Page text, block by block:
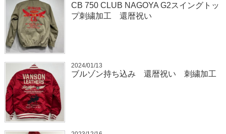
CB 750 CLUB NAGOYA G2スイングトッ
プ刺繍加工 還暦祝い
2024/01/13
ブルゾン持ち込み 還暦祝い 刺繍加工